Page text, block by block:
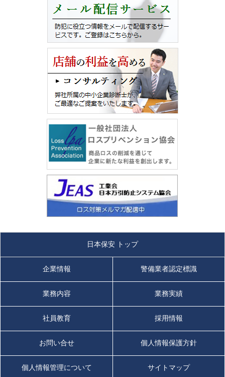
日本保安 トップ
企業情報 警備業者認定標識
業務内容 業務実績
社員教育 採用情報
お問い合せ 個人情報保護方針
個人情報管理について サイトマップ